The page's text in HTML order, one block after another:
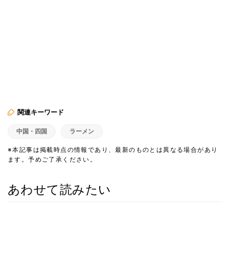
関連キーワード
中国・四国 ラーメン
※本記事は掲載時点の情報であり、最新のものとは異なる場合があり
ます。予めご了承ください。
あわせて読みたい